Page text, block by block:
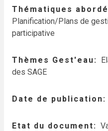
Thématiques
Planification/Plans de
participative
Thèmes Gest'eau
des SAGE
Date de publication
Etat du document